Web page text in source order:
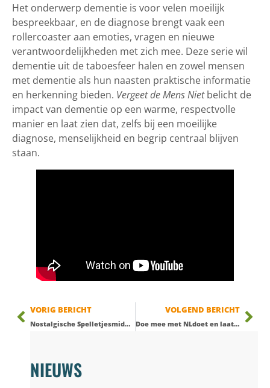
Het onderwerp dementie is voor velen moeilijk
bespreekbaar, en de diagnose brengt vaak een
rollercoaster aan emoties, vragen en nieuwe
verantwoordelijkheden met zich mee. Deze serie wil
dementie uit de taboesfeer halen en zowel mensen
met dementie als hun naasten praktische informatie
en herkenning bieden. Vergeet de Mens Nietbelicht de
impact van dementie op een warme, respectvolle
manier en laat zien dat, zelfs bij een moeilijke
diagnose, menselijkheid en begrip centraal blijven
staan.
VORIG BERICHT
Nostalgische Spelletjesmiddag bij SamenThuis: Een Geweldig Succes!
VOLGEND BERICHT
Doe mee met NLdoet en laat SamenThuis bloeien!
NIEUWS